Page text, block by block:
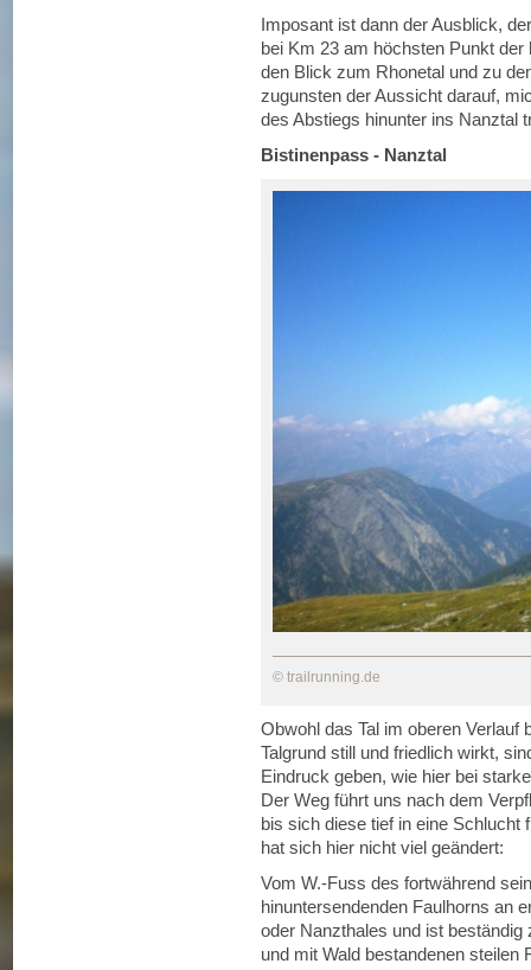
Imposant ist dann der Ausblick,
bei Km 23 am höchsten Punkt
den Blick zum Rhonetal und zu
zugunsten der Aussicht darauf,
des Abstiegs hinunter ins Nanztal
Bistinenpass - Nanztal
© trailrunning.de
Obwohl das Tal im oberen Verlauf
Talgrund still und friedlich wirkt,
Eindruck geben, wie hier bei
Der Weg führt uns nach dem
bis sich diese tief in eine Schlucht
hat sich hier nicht viel geändert:
Vom W.-Fuss des fortwährend
hinuntersendenden Faulhorns an
oder Nanzthales und ist
und mit Wald bestandenen